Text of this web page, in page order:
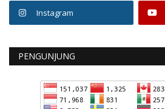
Instagram
PENGUNJUNG